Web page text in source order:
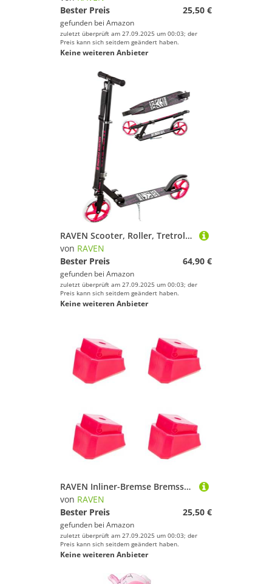
Bester Preis
25,50 €
gefunden bei Amazon
zuletzt überprüft am 27.09.2025 um 00:03; der
Preis kann sich seitdem geändert haben.
Keine weiteren Anbieter
RAVEN Scooter, Roller, Tretroller, Kinderroller, Cityroller Straight 200mm (Pink)
von RAVEN
Bester Preis
64,90 €
gefunden bei Amazon
zuletzt überprüft am 27.09.2025 um 00:03; der
Preis kann sich seitdem geändert haben.
Keine weiteren Anbieter
RAVEN Inliner-Bremse Bremsstopper für Inlineskates Lia Mint (Pink)
von RAVEN
Bester Preis
25,50 €
gefunden bei Amazon
zuletzt überprüft am 27.09.2025 um 00:03; der
Preis kann sich seitdem geändert haben.
Keine weiteren Anbieter